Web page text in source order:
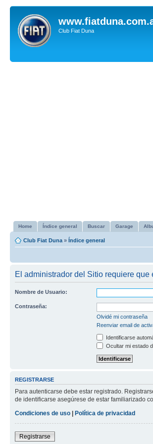
Club Fiat Duna
Home Índice general Buscar Garage
Club Fiat Duna » Índice general
El administrador del Sitio requiere
Nombre de Usuario:
Contraseña:
Olvidé mi contraseña
Reenviar email de
Identificarse
Ocultar mi estado
REGISTRARSE
Para autenticarse debe estar registrado.
de identificarse asegúrese de estar familiarizado
Condiciones de uso | Política de privacidad
Registrarse